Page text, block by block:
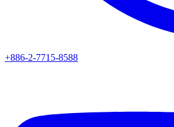
+886-2-7715-8588